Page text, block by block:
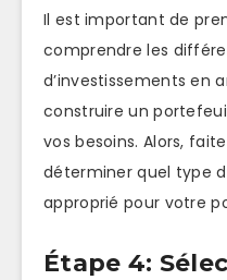
Il est important de
comprendre les
d’investissements en
construire un
vos besoins. Alors,
déterminer quel type
approprié pour votre
Étape 4: